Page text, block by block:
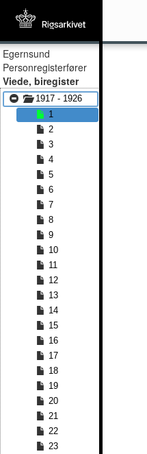
Egernsund
Personregisterfører
Viede, biregister
1917 - 1926
1
2
3
4
5
6
7
8
9
10
11
12
13
14
15
16
17
18
19
20
21
22
23